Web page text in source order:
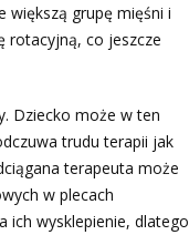
większą grupę mięśni i
rotacyjną, co jeszcze
Dziecko może w ten
trudu terapii jak
terapeuta może
w plecach
ich wysklepienie, dlatego